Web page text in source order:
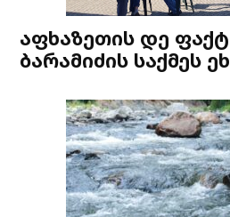
აფხაზეთის დე
ბარამიძის საქმეს